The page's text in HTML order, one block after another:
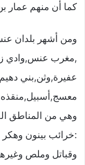
كما أن منهم عمار
ومن أشهر بلدان
,مغرب عنس,وادي
عفيرة,وثن,بني
وهي من المناطق
:خرائب بينون
وقباتل وملص